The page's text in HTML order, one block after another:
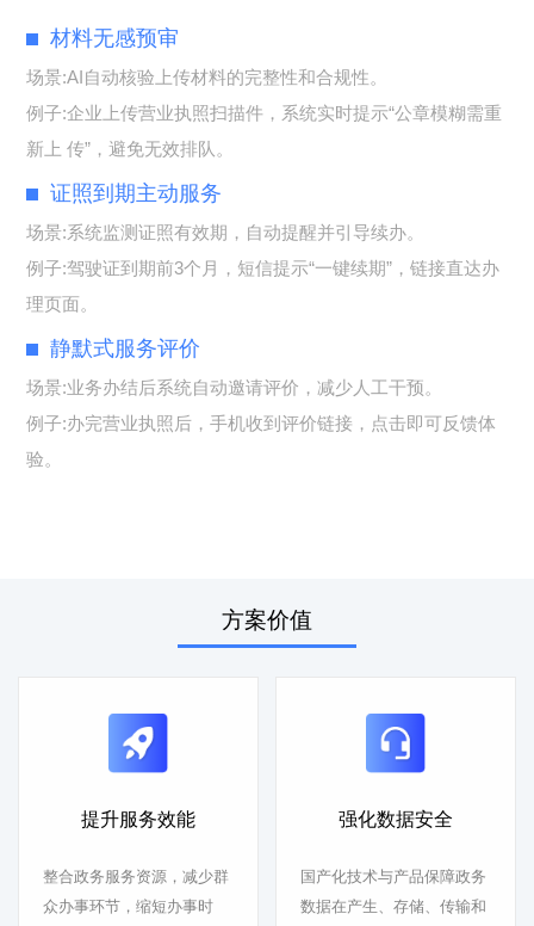
材料无感预审
场景:AI自动核验上传材料的完整性和合规性。
例子:企业上传营业执照扫描件，系统实时提示“公章模糊需重
新上 传”，避免无效排队。
证照到期主动服务
场景:系统监测证照有效期，自动提醒并引导续办。
例子:驾驶证到期前3个月，短信提示“一键续期”，链接直达办
理页面。
静默式服务评价
场景:业务办结后系统自动邀请评价，减少人工干预。
例子:办完营业执照后，手机收到评价链接，点击即可反馈体
验。
方案价值
提升服务效能
整合政务服务资源，减少群
众办事环节，缩短办事时
强化数据安全
国产化技术与产品保障政务
数据在产生、存储、传输和